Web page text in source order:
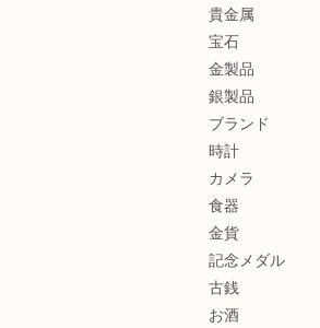
貴金属
宝石
金製品
銀製品
ブランド
時計
カメラ
食器
金貨
記念メダル
古銭
お酒